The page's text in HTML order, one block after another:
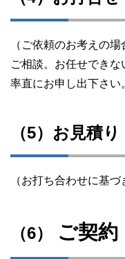
（ご依頼のお考えの
ご相談。お任せでき
率直にお申し出下さい
（5）お見積り
（お打ち合わせに基
（6） ご契約